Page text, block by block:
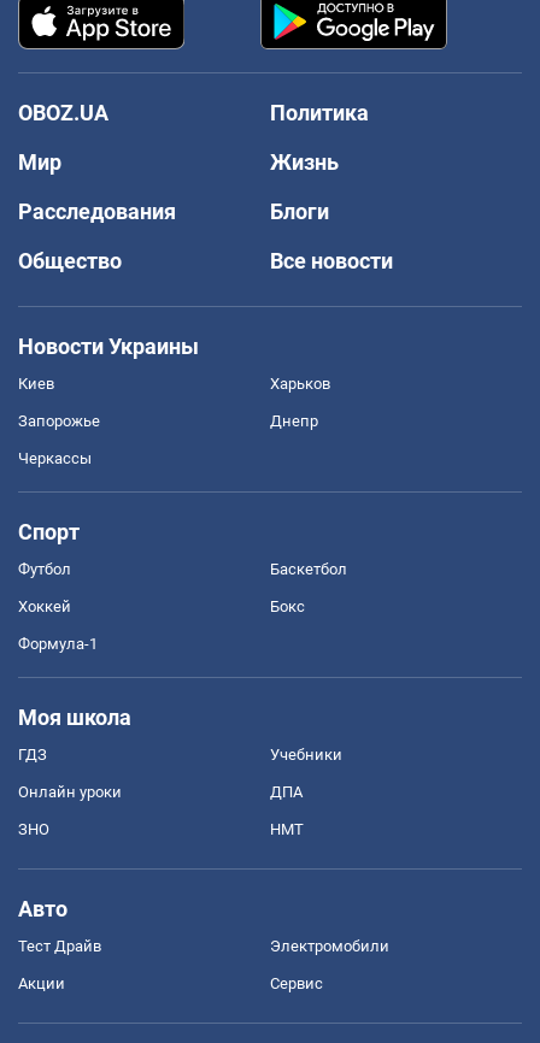
OBOZ.UA
Политика
Мир
Жизнь
Расследования
Блоги
Общество
Все новости
Новости Украины
Киев Харьков
Запорожье Днепр
Черкассы
Спорт
Футбол Баскетбол
Хоккей Бокс
Формула-1
Моя школа
ГДЗ Учебники
Онлайн уроки ДПА
ЗНО НМТ
Авто
Тест Драйв Электромобили
Акции Сервис